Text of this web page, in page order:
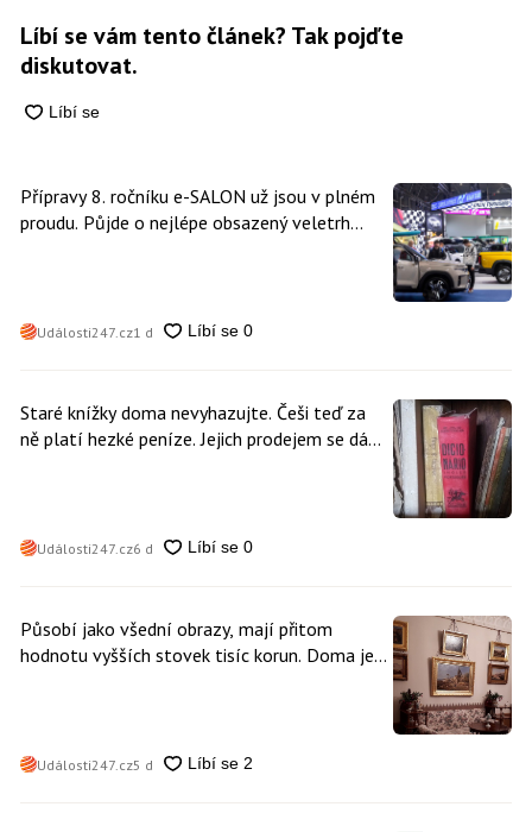
Líbí se vám tento článek? Tak pojďte
diskutovat.
Přípravy 8. ročníku e-SALON už jsou v plném
proudu. Půjde o nejlépe obsazený veletrh
Události247.cz1 d
Staré knížky doma nevyhazujte. Češi teď za
ně platí hezké peníze. Jejich prodejem se dá
Události247.cz6 d
Působí jako všední obrazy, mají přitom
hodnotu vyšších stovek tisíc korun. Doma je
Události247.cz5 d